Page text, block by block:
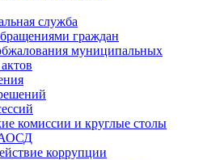
служба
граждан
муниципальных
комиссии и круглые столы
АОСД
коррупции